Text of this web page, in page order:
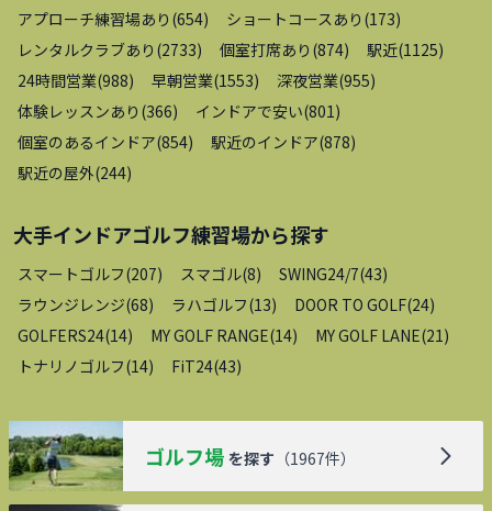
アプローチ練習場あり (654) ショートコースあり (173)
レンタルクラブあり (2733) 個室打席あり (874) 駅近(1125)
24時間営業(988) 早朝営業(1553) 深夜営業(955)
体験レッスンあり (366) インドアで安い(801 )
個室のあるインドア(854) 駅近のインドア(878)
駅近の屋外(244)
大手インドアゴルフ練習場から探す
スマートゴルフ(207) スマゴル(8) SWING24/7(43)
ラウンジレンジ(68) ラハゴルフ(13) DOOR TO GOLF(24)
GOLFERS24(14) MY GOLF RANGE(14) MY GOLF LANE(21 )
トナリノゴルフ(14) FiT24(43)
ゴルフ場 を探す （1967件）